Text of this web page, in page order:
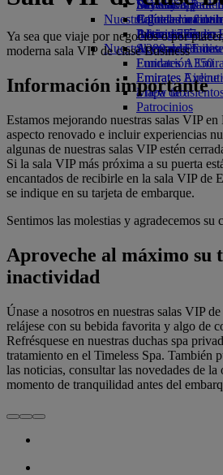
Bebidas
Nuestra flota
Boeing 777
A380 de
Emirates A350
Emirates
Mapa de
Diversión para
Juguetes
Actividades
Sostenibilidad
Política
Informes
Nuestras comunidades
Fundación
Emirates Airline
a new tab
Patrocinios
Skywards Rail
Calculadora de
Inicie sesión en
Skywards+
Móvil y app de
Cancelar o
Alteraciones en
Acerca de
Ya sea que viaje por negocios o por
moderna sala VIP de clase Business
Información importante
Estamos mejorando nuestras salas VIP
aspecto renovado e incluir experiencias
algunas de nuestras salas VIP estén
Si la sala VIP más próxima a su puerta
encantados de recibirle en la sala VIP de
se indique en su tarjeta de embarque.
Sentimos las molestias y agradecemos su
Aproveche al máximo su
inactividad
Únase a nosotros en nuestras salas VIP
relájese con su bebida favorita y algo de
Refrésquese en nuestras duchas spa
tratamiento en el Timeless Spa. También
las noticias, consultar las novedades de
momento de tranquilidad antes del